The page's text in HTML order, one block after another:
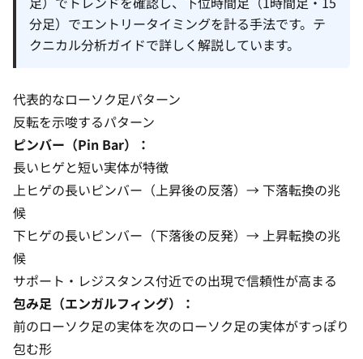
分足）でエントリータイミングを計る手法です。 テ
クニカル分析ガイドで詳しく解説しています。
代表的なローソク足パターン
反転を示唆するパターン
ピンバー（Pin Bar）：
長いヒゲと短い実体が特徴
上ヒゲの長いピンバー（上昇後の反落）→ 下落転換の兆
候
下ヒゲの長いピンバー（下落後の反発）→ 上昇転換の兆
候
サポート・レジスタンス付近での出現で信頼性が高まる
包み足（エンガルフィング）：
前のローソク足の実体を次のローソク足の実体がすっぽり
包む形